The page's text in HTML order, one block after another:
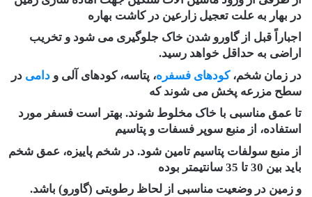
در بهار به علت تعجیل زارعین در کاشت بهاره
اجباراً قبل از گاورو شدن خاک جلوگیری می شود و تخریب
اراضی به حداقل خواهد رسید.
در زمان شخم،کودهای فسفره، پتاسه، کودهای آلی و دامی در
سطح مزرعه پخش می شوند که
تا عمق مناسبی با خاک مخلوط شوند. بهتر است فسفر مورد
استفاده، از منبع سوپر فسفات و پتاسیم
از منبع سولفات پتاسیم تامین شود. در شخم پاییزه، عمق شخم
باید بین 30 تا 35 سانتیمتر بوده
و زمین در وضعیت مناسبی از لحاظ رطوبتی (گاورو) باشد.